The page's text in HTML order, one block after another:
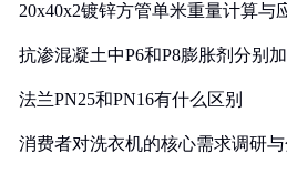
20x40x2镀锌方管单米重量计算与
抗渗混凝土中P6和P8膨胀剂分别
法兰PN25和PN16有什么区别
消费者对洗衣机的核心需求调研